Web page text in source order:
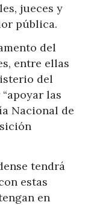
jueces y
pública.
del
entre ellas
del
las
Nacional de
tendrá
estas
en